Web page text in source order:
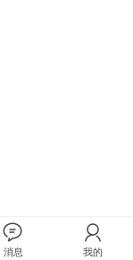
消息 我的